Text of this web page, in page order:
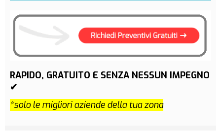
RAPIDO, GRATUITO E SENZA NESSUN IMPEGNO
✔
*solo le migliori aziende della tua zona